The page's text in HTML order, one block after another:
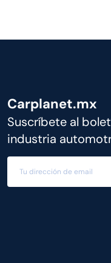
Carplanet.mx
Suscríbete al
industria